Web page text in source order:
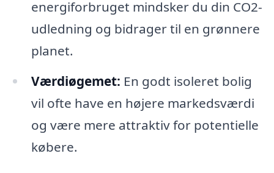
energiforbruget mindsker du din CO2-
udledning og bidrager til en grønnere
planet.
Værdiøgemet: En godt isoleret bolig
vil ofte have en højere markedsværdi
og være mere attraktiv for potentielle
købere.